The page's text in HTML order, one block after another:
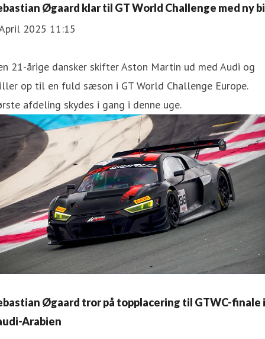
Øgaard klar til GT World Challenge med ny
2025 11:15
21-årige dansker skifter Aston Martin ud med Audi og
op til en fuld sæson i GT World Challenge Europe.
afdeling skydes i gang i denne uge.
Øgaard tror på topplacering til GTWC-finale i
Arabien